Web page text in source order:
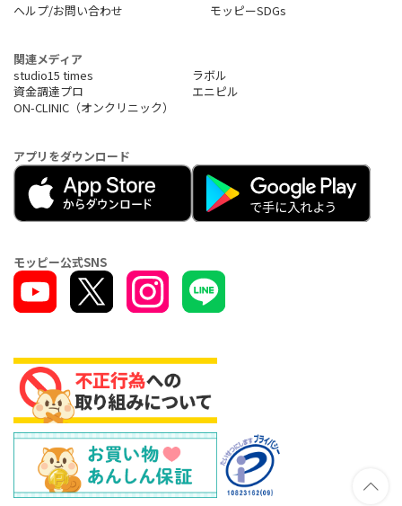
ヘルプ/お問い合わせ
モッピーSDGs
関連メディア
studio15 times
ラボル
資金調達プロ
エニピル
ON-CLINIC（オンクリニック）
アプリをダウンロード
モッピー公式SNS